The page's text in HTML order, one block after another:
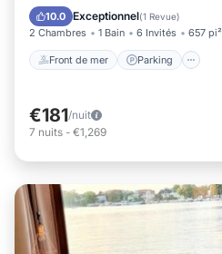
10.0 Exceptionnel(1 Revue)
2 Chambres 1 Bain 6 Invités 657 pi²
Front de mer Parking
Vue sur l’océan
€181/nuit
7 nuits - €1,269